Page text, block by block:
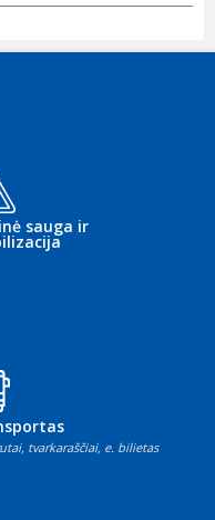
sauga ir
tvarkaraščiai, e. bilietas